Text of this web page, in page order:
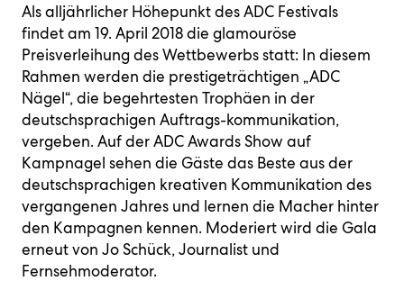
Als alljährlicher Höhepunkt des ADC Festivals
findet am 19. April 2018 die glamouröse
Preisverleihung des Wettbewerbs statt: In diesem
Rahmen werden die prestigeträchtigen „ADC
Nägel“, die begehrtesten Trophäen in der
deutschsprachigen Auftrags-kommunikation,
vergeben. Auf der ADC Awards Show auf
Kampnagel sehen die Gäste das Beste aus der
deutschsprachigen kreativen Kommunikation des
vergangenen Jahres und lernen die Macher hinter
den Kampagnen kennen. Moderiert wird die Gala
erneut von Jo Schück, Journalist und
Fernsehmoderator.